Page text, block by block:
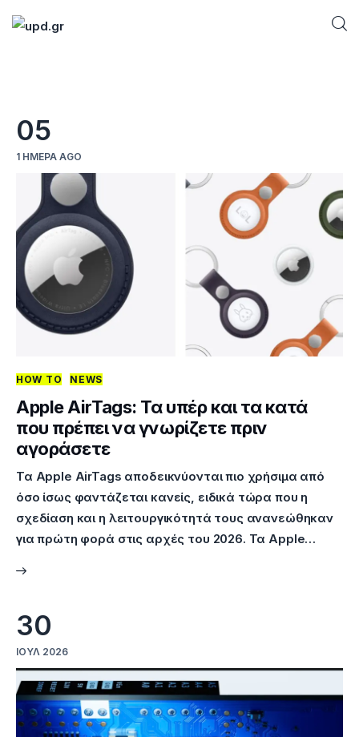
Games
Futuring
AI news
How To
Επικοινωνία
05
1 ΗΜΈΡΑ AGO
HOW TO NEWS
Apple AirTags: Τα υπέρ και τα κατά
που πρέπει να γνωρίζετε πριν
αγοράσετε
Τα Apple AirTags αποδεικνύονται πιο χρήσιμα από
όσο ίσως φαντάζεται κανείς, ειδικά τώρα που η
σχεδίαση και η λειτουργικότητά τους ανανεώθηκαν
για πρώτη φορά στις αρχές του 2026. Τα Apple…
30
ΙΟΎΛ 2026